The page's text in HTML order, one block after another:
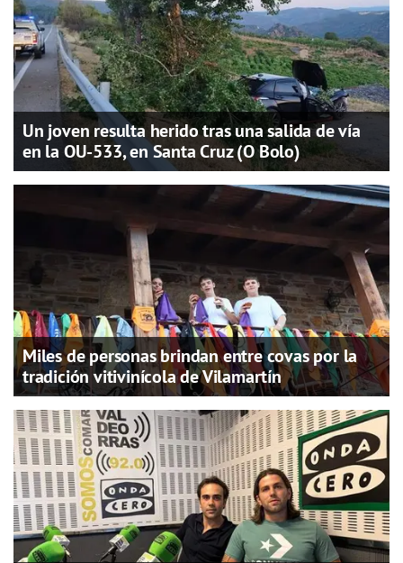
Un joven resulta herido tras una salida de vía
en la OU-533, en Santa Cruz (O Bolo)
Miles de personas brindan entre covas por la
tradición vitivinícola de Vilamartín